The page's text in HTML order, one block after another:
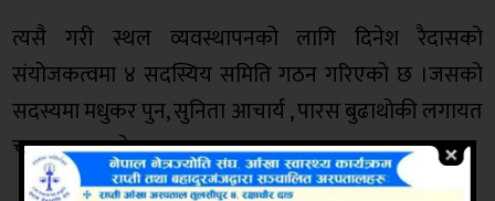
त्यसै गरी स्थल व्यवस्थापनको लागि दिनेश रैदासको
संयोजकत्वमा ४ सदस्यिय समिति गठन गरिएको छ ।जसको
सदस्यमा मधुकर पुन, सुनिता आचार्य , पारस बुढाथोकी लगायत
चयन हुनुभएको छ।